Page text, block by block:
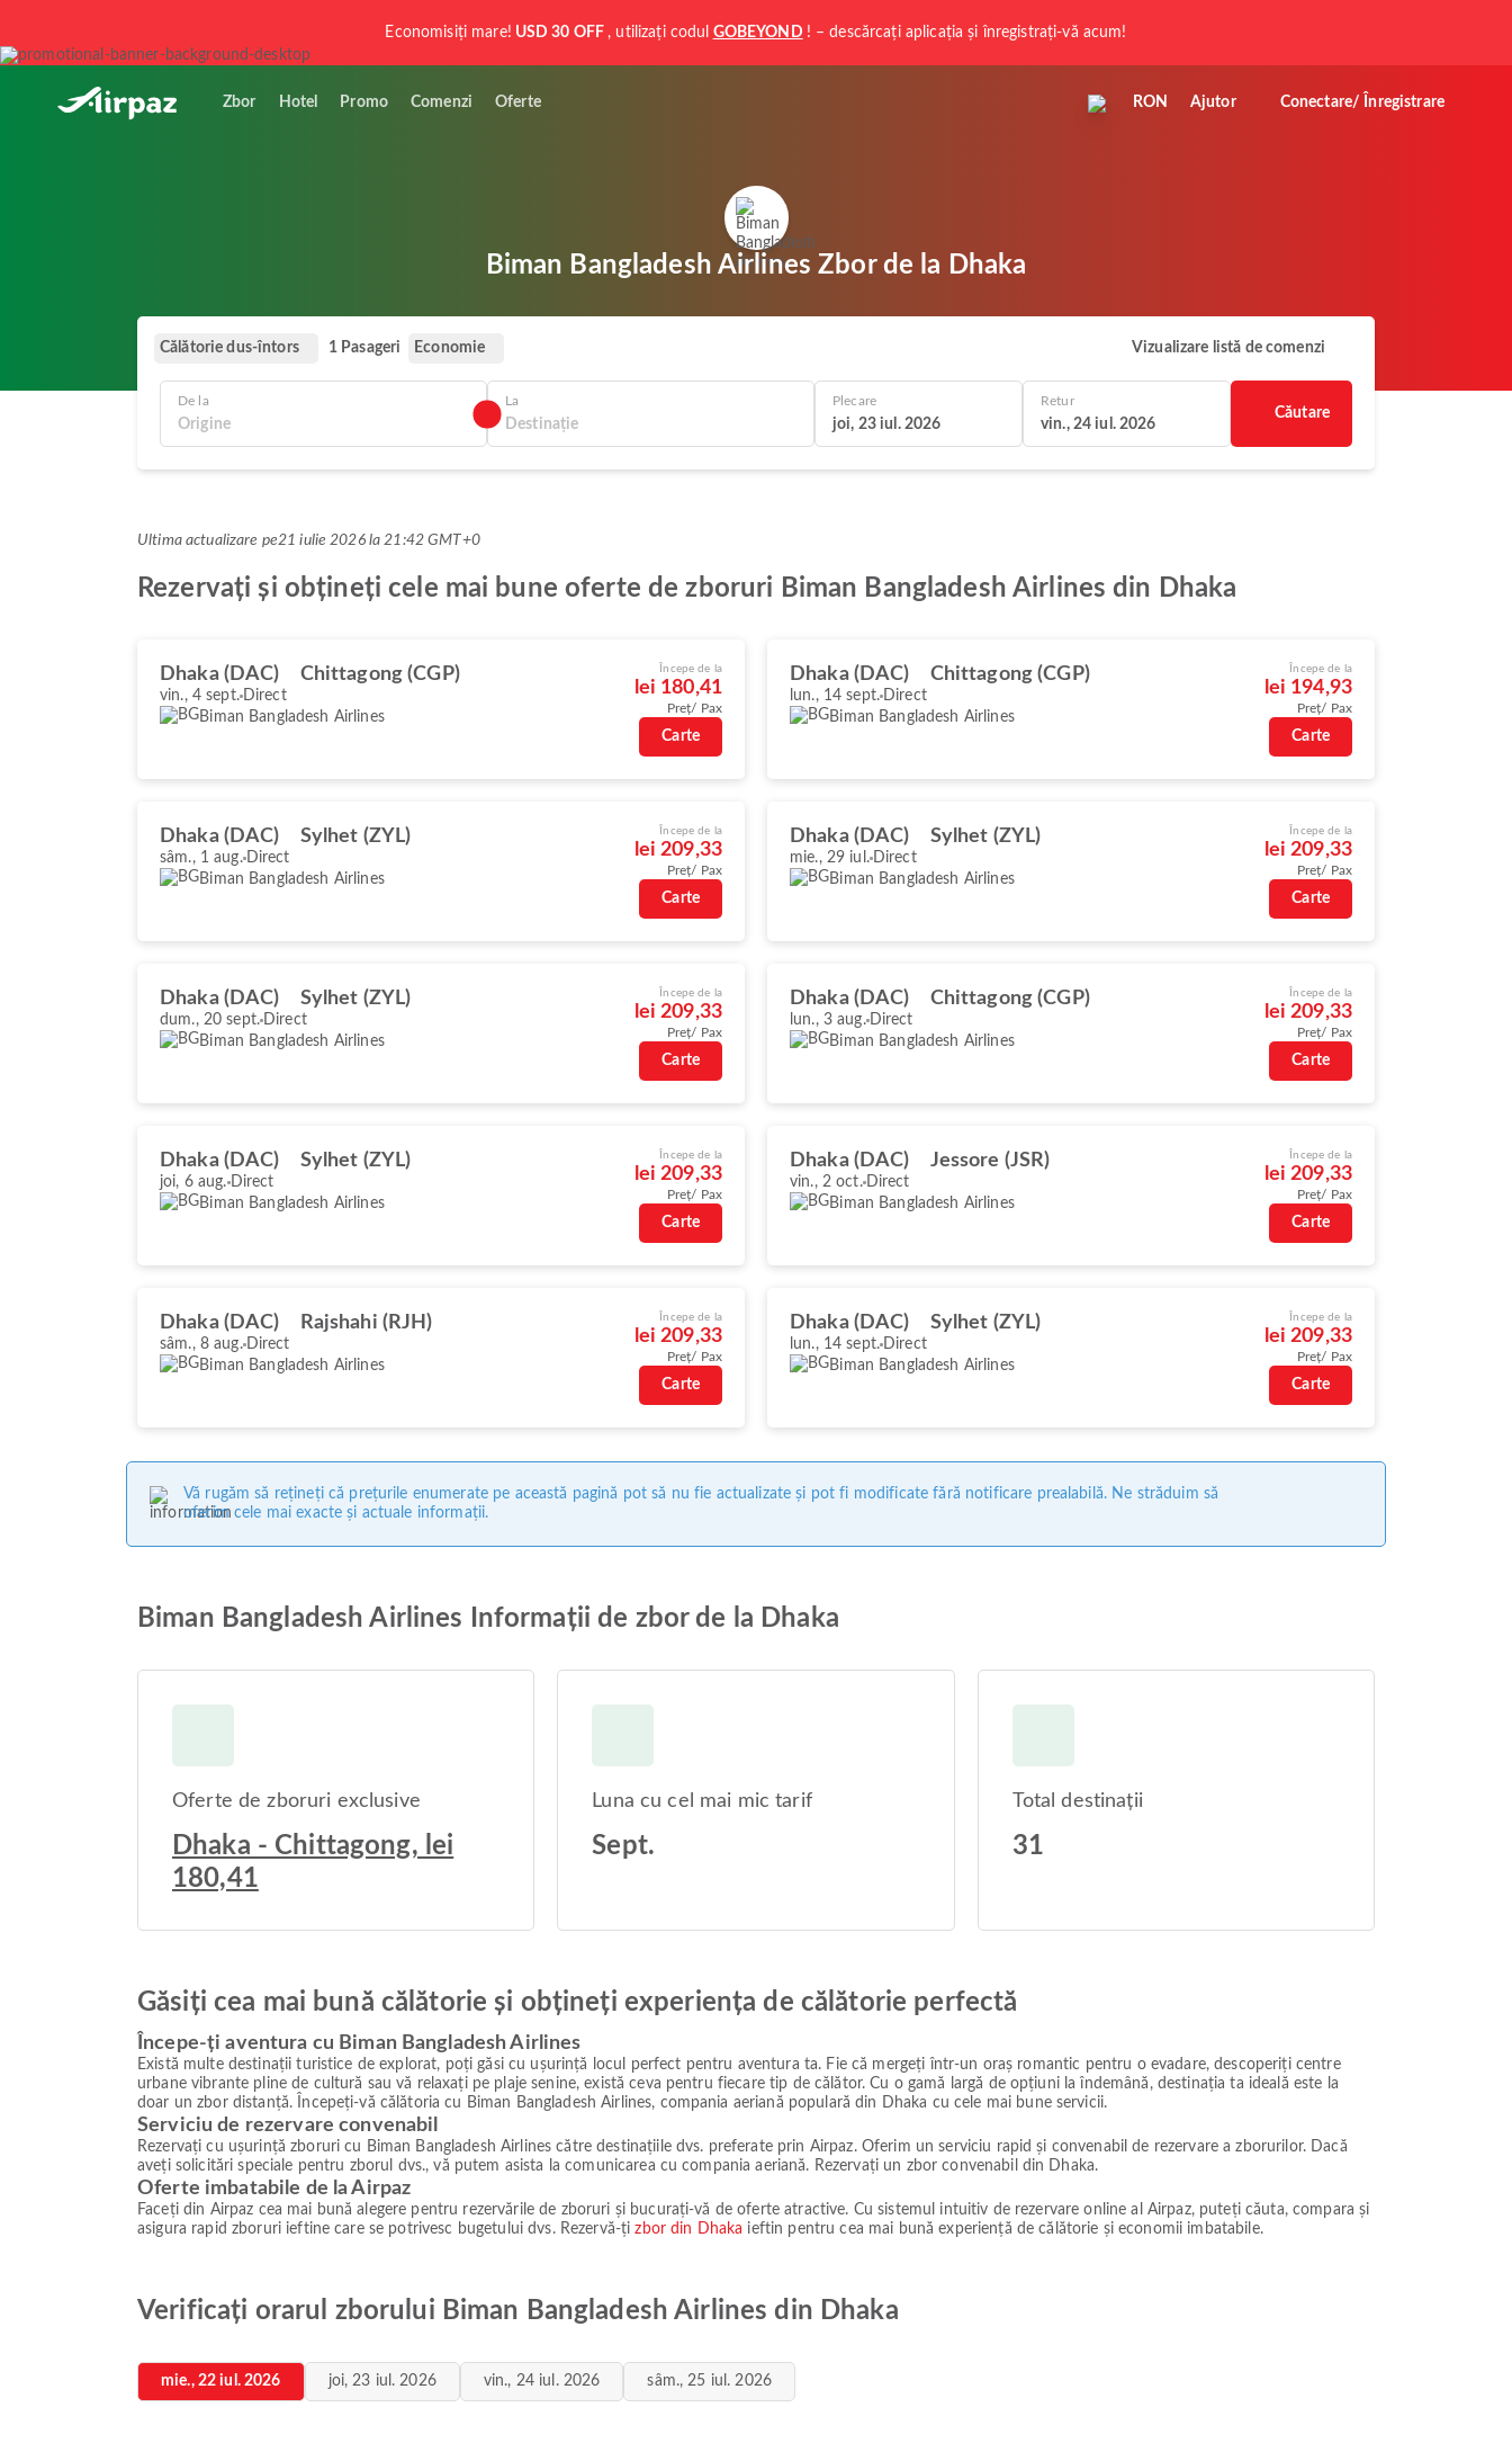
Economisiți mare! USD 30 OFF , utilizați codul GOBEYOND ! – descărcați aplicația și înregistrați-vă acum!
Zbor Hotel Promo Comenzi Oferte RON Ajutor Conectare/ Înregistrare
Biman Bangladesh Airlines Zbor de la Dhaka
Călătorie dus-întors 1 Pasageri Economie Vizualizare listă de comenzi
De la La Plecare
joi, 23 iul. 2026
Retur
vin., 24 iul. 2026
Căutare
Ultima actualizare pe21 iulie 2026 la 21:42 GMT+0
Rezervați și obțineți cele mai bune oferte de zboruri Biman Bangladesh Airlines din Dhaka
Dhaka (DAC) Chittagong (CGP)
vin., 4 sept. Direct
Biman Bangladesh Airlines
Începe de la
lei 180,41
Preț/ Pax
Carte
Dhaka (DAC) Chittagong (CGP)
lun., 14 sept. Direct
Biman Bangladesh Airlines
Începe de la
lei 194,93
Preț/ Pax
Carte
Dhaka (DAC) Sylhet (ZYL)
sâm., 1 aug. Direct
Biman Bangladesh Airlines
Începe de la
lei 209,33
Preț/ Pax
Carte
Dhaka (DAC) Sylhet (ZYL)
mie., 29 iul. Direct
Biman Bangladesh Airlines
Începe de la
lei 209,33
Preț/ Pax
Carte
Dhaka (DAC) Sylhet (ZYL)
dum., 20 sept. Direct
Biman Bangladesh Airlines
Începe de la
lei 209,33
Preț/ Pax
Carte
Dhaka (DAC) Chittagong (CGP)
lun., 3 aug. Direct
Biman Bangladesh Airlines
Începe de la
lei 209,33
Preț/ Pax
Carte
Dhaka (DAC) Sylhet (ZYL)
joi, 6 aug. Direct
Biman Bangladesh Airlines
Începe de la
lei 209,33
Preț/ Pax
Carte
Dhaka (DAC) Jessore (JSR)
vin., 2 oct. Direct
Biman Bangladesh Airlines
Începe de la
lei 209,33
Preț/ Pax
Carte
Dhaka (DAC) Rajshahi (RJH)
sâm., 8 aug. Direct
Biman Bangladesh Airlines
Începe de la
lei 209,33
Preț/ Pax
Carte
Dhaka (DAC) Sylhet (ZYL)
lun., 14 sept. Direct
Biman Bangladesh Airlines
Începe de la
lei 209,33
Preț/ Pax
Carte
Vă rugăm să rețineți că prețurile enumerate pe această pagină pot să nu fie actualizate și pot fi modificate fără notificare prealabilă. Ne străduim să
oferim cele mai exacte și actuale informații.
Biman Bangladesh Airlines Informații de zbor de la Dhaka
Oferte de zboruri exclusive
Dhaka - Chittagong, lei
180,41
Luna cu cel mai mic tarif
Sept.
Total destinații
31
Găsiți cea mai bună călătorie și obțineți experiența de călătorie perfectă
Începe-ți aventura cu Biman Bangladesh Airlines
Există multe destinații turistice de explorat, poți găsi cu ușurință locul perfect pentru aventura ta. Fie că mergeți într-un oraș romantic pentru o evadare, descoperiți centre
urbane vibrante pline de cultură sau vă relaxați pe plaje senine, există ceva pentru fiecare tip de călător. Cu o gamă largă de opțiuni la îndemână, destinația ta ideală este la
doar un zbor distanță. Începeți-vă călătoria cu Biman Bangladesh Airlines, compania aeriană populară din Dhaka cu cele mai bune servicii.
Serviciu de rezervare convenabil
Rezervați cu ușurință zboruri cu Biman Bangladesh Airlines către destinațiile dvs. preferate prin Airpaz. Oferim un serviciu rapid și convenabil de rezervare a zborurilor. Dacă
aveți solicitări speciale pentru zborul dvs., vă putem asista la comunicarea cu compania aeriană. Rezervați un zbor convenabil din Dhaka.
Oferte imbatabile de la Airpaz
Faceți din Airpaz cea mai bună alegere pentru rezervările de zboruri și bucurați-vă de oferte atractive. Cu sistemul intuitiv de rezervare online al Airpaz, puteți căuta, compara și
asigura rapid zboruri ieftine care se potrivesc bugetului dvs. Rezervă-țizbor din Dhaka ieftin pentru cea mai bună experiență de călătorie și economii imbatabile.
Verificați orarul zborului Biman Bangladesh Airlines din Dhaka
mie., 22 iul. 2026 joi, 23 iul. 2026 vin., 24 iul. 2026 sâm., 25 iul. 2026